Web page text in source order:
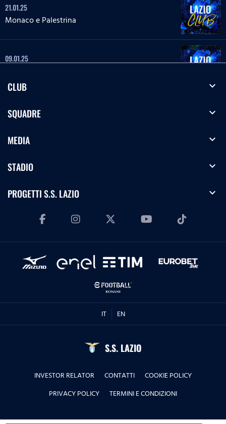
21.01.25
Monaco e Palestrina
09.01.25
05.12.24
Terracina e Segni
Parigi e Mentana
30.05.24
Mentana e Sabina
Sonnino e Malta
CLUB expand_more
SQUADRE expand_more
MEDIA expand_more
STADIO expand_more
PROGETTI S.S. LAZIO expand_more
IT EN
S.S. LAZIO
INVESTOR RELATOR CONTATTI
COOKIE POLICY
PRIVACY POLICY
TERMINI E CONDIZIONI